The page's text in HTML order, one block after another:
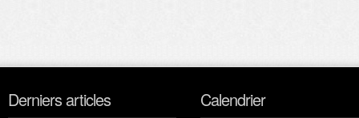
Derniers articles Calendrier